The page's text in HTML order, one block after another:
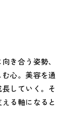
き合う姿勢、
心。美容を通
していく。そ
る軸になると